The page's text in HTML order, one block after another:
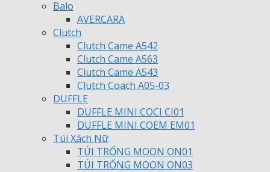
Balo
AVERCARA
Clutch
Clutch Came A542
Clutch Came A563
Clutch Came A543
Clutch Coach A05-03
DUFFLE
DUFFLE MINI COCI CI01
DUFFLE MINI COEM EM01
Túi Xách Nữ
TÚI TRỐNG MOON ON01
TÚI TRỐNG MOON ON03